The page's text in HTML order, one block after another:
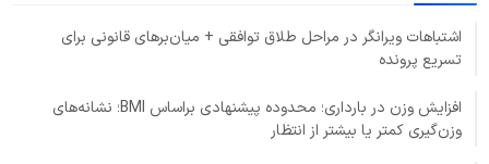
اشتباهات ویرانگر در مراحل طلاق توافقی + میان‌برهای قانونی برای
تسریع پرونده
افزایش وزن در بارداری؛ محدوده پیشنهادی براساس BMI؛ نشانه‌های
وزن‌گیری کمتر یا بیشتر از انتظار